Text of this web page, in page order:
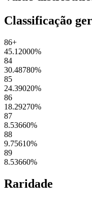
Classificação
86+
45.12000%
84
30.48780%
85
24.39020%
86
18.29270%
87
8.53660%
88
9.75610%
89
8.53660%
Raridade